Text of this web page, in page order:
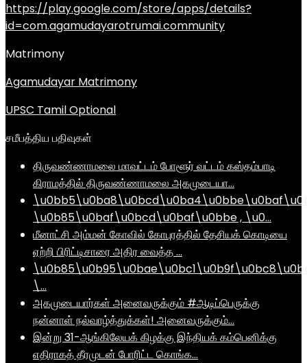
https://play.google.com/store/apps/details?
id=com.agamudayarotrumai.community
Matrimony
Agamudayar Matrimony
UPSC Tamil Optional
சமீபத்திய பதிவுகள்
திருவண்ணாமலை மாவட்டம் போளூர் வட்டம் கஸ்தம்பாடி
கிராமத்தில் திருவண்ணாமலை அகமுடையா…
\u0b85\u0baf\u0bcd\u0baf\u0bbe , \u0…
மீனாட்சி அம்மன் கோவில் கோபுரத்தில் தேசியக் கொடியை
ஏற்றி பிரிட்டிசாரை அதிர வைத்த …
\…
அகமுடையார்கள் அனைவருக்கும் #ஆடிப்பெருக்கு
நன்னாள் நல்வாழ்த்துக்கள்! அனைவருக்கும்…
இன்று 31-ஆங்கிலேயக் கிழக்கு இந்தியக் கம்பெனிக்கு
எதிராகத் தீரமுடன் போரிட்ட கொங்க…